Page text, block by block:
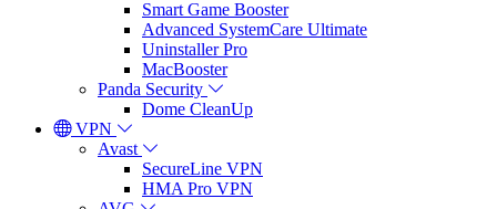
Smart Game Booster
Advanced SystemCare Ultimate
Uninstaller Pro
MacBooster
Panda Security
Dome CleanUp
VPN
Avast
SecureLine VPN
HMA Pro VPN